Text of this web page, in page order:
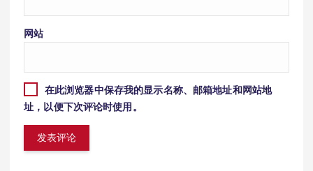
网站
在此浏览器中保存我的显示名称、邮箱地址和网站地
址，以便下次评论时使用。